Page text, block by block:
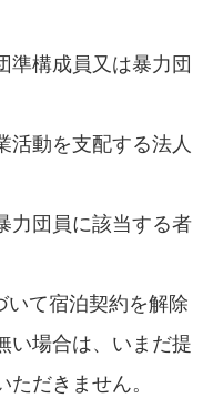
構成員又は暴力団
動を支配する法人
団員に該当する者
て宿泊契約を解除
い場合は、いまだ提
だきません。